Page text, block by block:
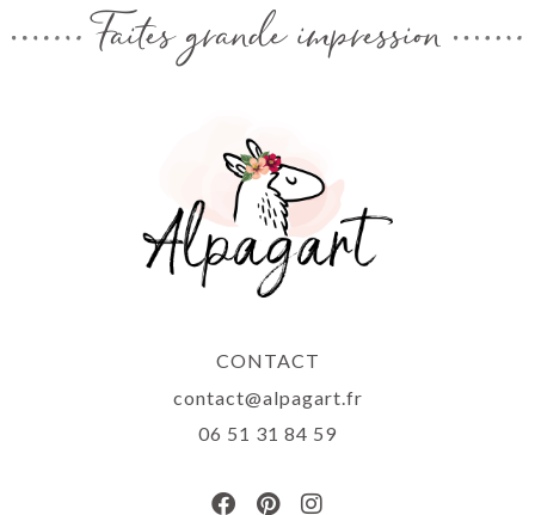
Faites grande impression
CONTACT
contact@alpagart.fr
06 51 31 84 59